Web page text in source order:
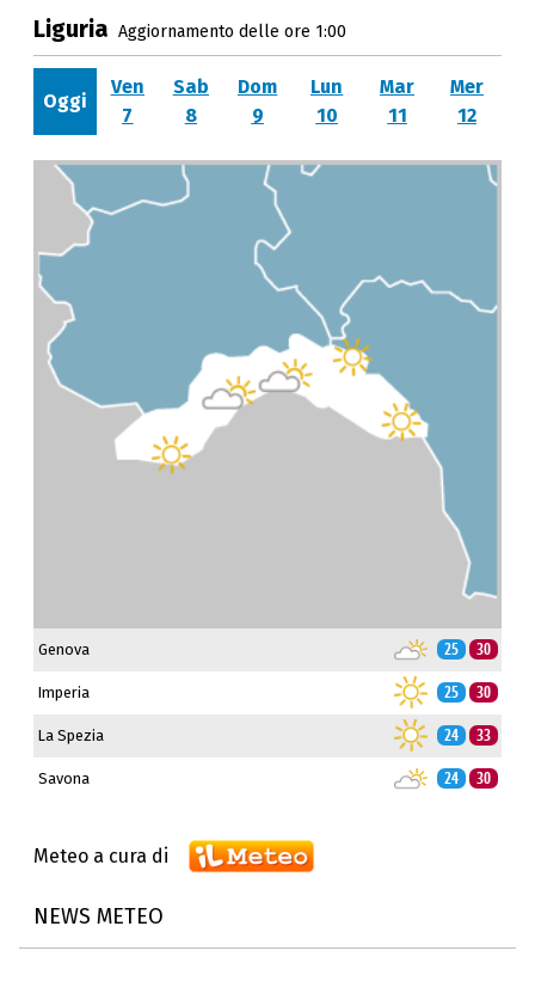
Liguria Aggiornamento delle ore 1:00
Oggi
Ven
7
Sab
8
Dom
9
Lun
10
Mar
11
Mer
12
Genova 25 30
Imperia 25 30
La Spezia 24 33
Savona 24 30
Meteo a cura di
NEWS METEO